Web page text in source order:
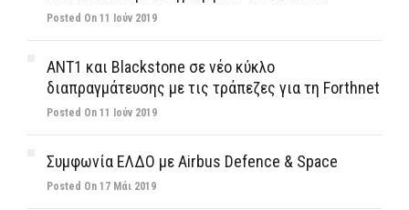
Posted On 11 Ιούν 2019
ΑΝΤ1 και Blackstone σε νέο κύκλο
διαπραγμάτευσης με τις τράπεζες για τη Forthnet
Posted On 11 Ιούν 2019
Συμφωνία ΕΛΔΟ με Airbus Defence & Space
Posted On 17 Μάι 2019